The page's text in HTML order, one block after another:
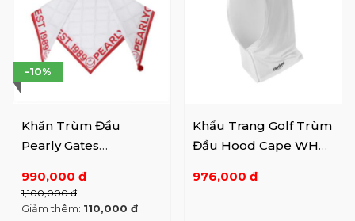
Khăn Trùm Đầu
Pearly Gates
990,000 đ
1,100,000 đ
-10%
Giảm thêm: 110,000 đ
Khẩu Trang Golf Trùm
Đầu Hood Cape WH
976,000 đ